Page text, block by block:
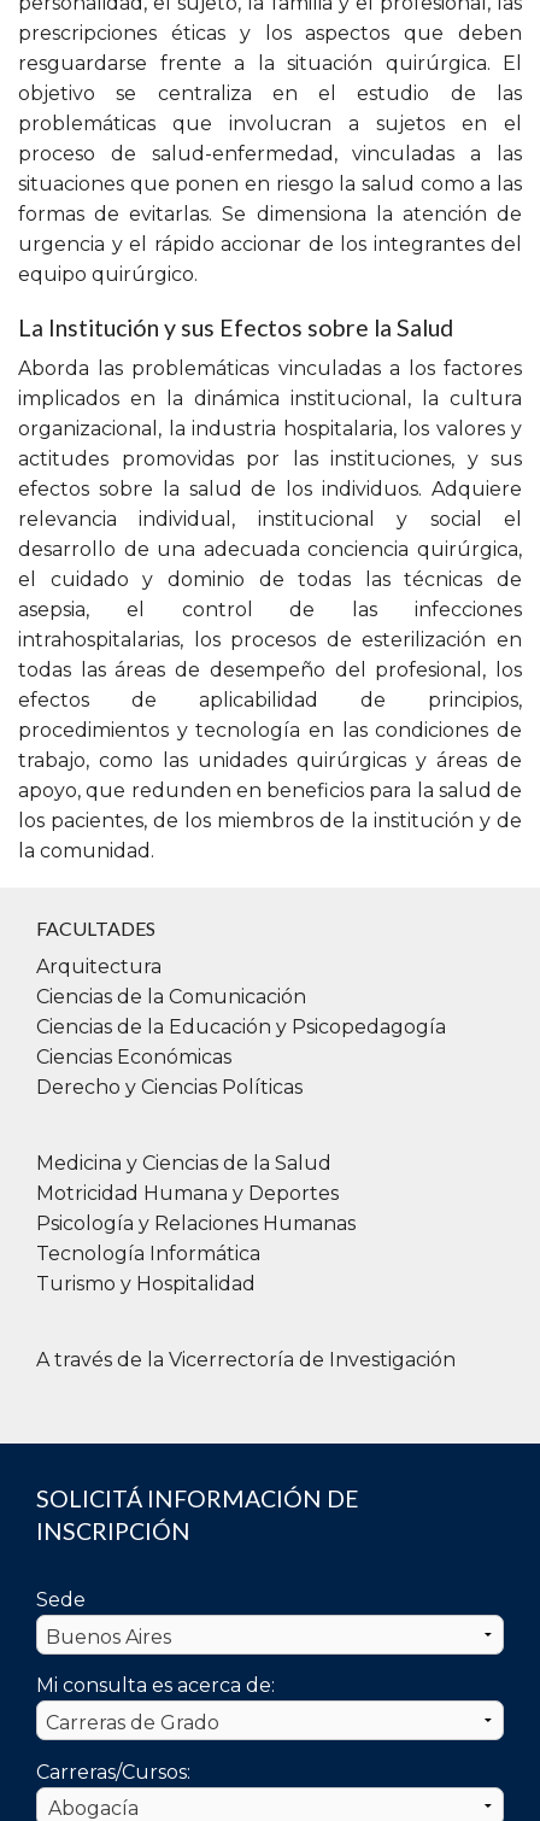
prescripciones éticas y los aspectos que deben
resguardarse frente a la situación quirúrgica. El
objetivo se centraliza en el estudio de las
problemáticas que involucran a sujetos en el
proceso de salud-enfermedad, vinculadas a las
situaciones que ponen en riesgo la salud como a las
formas de evitarlas. Se dimensiona la atención de
urgencia y el rápido accionar de los integrantes del
equipo quirúrgico.
La Institución y sus Efectos sobre la Salud
Aborda las problemáticas vinculadas a los factores
implicados en la dinámica institucional, la cultura
organizacional, la industria hospitalaria, los valores y
actitudes promovidas por las instituciones, y sus
efectos sobre la salud de los individuos. Adquiere
relevancia individual, institucional y social el
desarrollo de una adecuada conciencia quirúrgica,
el cuidado y dominio de todas las técnicas de
asepsia, el control de las infecciones
intrahospitalarias, los procesos de esterilización en
todas las áreas de desempeño del profesional, los
efectos de aplicabilidad de principios,
procedimientos y tecnología en las condiciones de
trabajo, como las unidades quirúrgicas y áreas de
apoyo, que redunden en beneficios para la salud de
los pacientes, de los miembros de la institución y de
la comunidad.
FACULTADES
Arquitectura
Ciencias de la Comunicación
Ciencias de la Educación y Psicopedagogía
Ciencias Económicas
Derecho y Ciencias Políticas
Medicina y Ciencias de la Salud
Motricidad Humana y Deportes
Psicología y Relaciones Humanas
Tecnología Informática
Turismo y Hospitalidad
A través de la Vicerrectoría de Investigación
SOLICITÁ INFORMACIÓN DE
INSCRIPCIÓN
Sede
Mi consulta es acerca de:
Carreras/Cursos: